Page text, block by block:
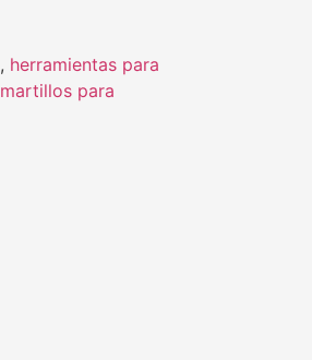
, herramientas para
martillos para